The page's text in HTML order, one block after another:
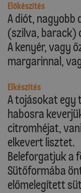
Előkészítés
A diót,
(szilva, barack)
A kenyér, vagy
margarinnal,
Elkészítés
A tojásokat egy
habosra
citromhéjat,
elkevert lisztet.
Beleforgatjuk a
Sütőformába
előmelegített